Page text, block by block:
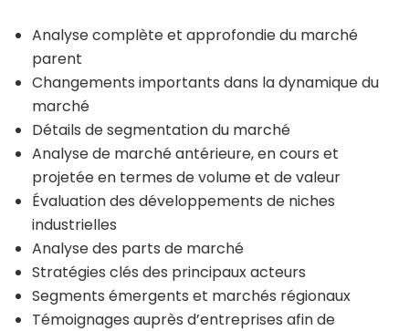
Analyse complète et approfondie du marché
parent
Changements importants dans la dynamique du
marché
Détails de segmentation du marché
Analyse de marché antérieure, en cours et
projetée en termes de volume et de valeur
Évaluation des développements de niches
industrielles
Analyse des parts de marché
Stratégies clés des principaux acteurs
Segments émergents et marchés régionaux
Témoignages auprès d’entreprises afin de